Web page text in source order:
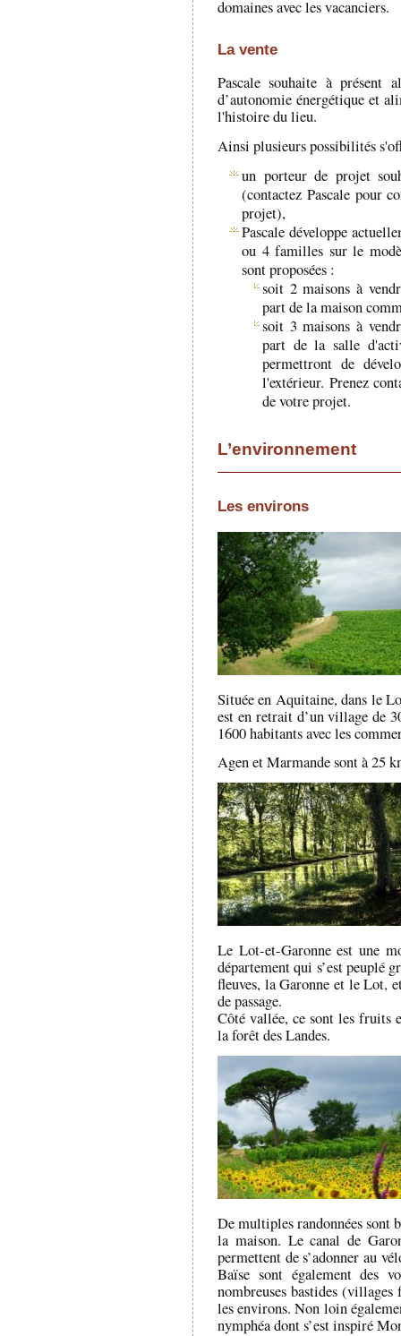
domaines avec les vacanciers.
La vente
Pascale souhaite à
d’autonomie énergétique et
l'histoire du lieu.
Ainsi plusieurs possibilités
un porteur de projet
(contactez Pascale pour
projet),
Pascale développe
ou 4 familles sur le
sont proposées :
soit 2 maisons à
part de la maison
soit 3 maisons à
part de la salle
permettront de
l'extérieur. Prenez
de votre projet.
L’environnement
Les environs
Située en Aquitaine, dans le
est en retrait d’un village de
1600 habitants avec les
Agen et Marmande sont à 25
Le Lot-et-Garonne est une
département qui s’est peuplé
fleuves, la Garonne et le Lot,
de passage.
Côté vallée, ce sont les fruits
la forêt des Landes.
De multiples randonnées sont
la maison. Le canal de
permettent de s’adonner au
Baïse sont également des
nombreuses bastides
les environs. Non loin
nymphéa dont s’est inspiré